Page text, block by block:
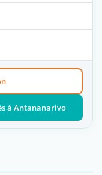
à Antananarivo